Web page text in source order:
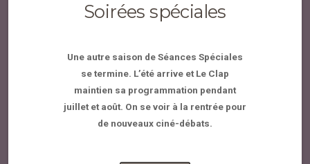
Soirées spéciales
Une autre saison de Séances Spéciales
se termine. L’été arrive et Le Clap
maintien sa programmation pendant
juillet et août. On se voir à la rentrée pour
de nouveaux ciné-débats.